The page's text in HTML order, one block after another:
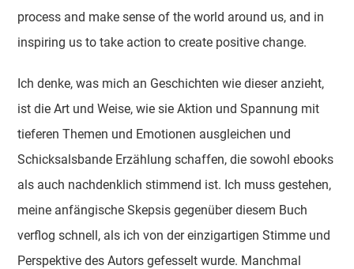
process and make sense of the world around us, and in
inspiring us to take action to create positive change.
Ich denke, was mich an Geschichten wie dieser anzieht,
ist die Art und Weise, wie sie Aktion und Spannung mit
tieferen Themen und Emotionen ausgleichen und
Schicksalsbande Erzählung schaffen, die sowohl ebooks
als auch nachdenklich stimmend ist. Ich muss gestehen,
meine anfängische Skepsis gegenüber diesem Buch
verflog schnell, als ich von der einzigartigen Stimme und
Perspektive des Autors gefesselt wurde. Manchmal